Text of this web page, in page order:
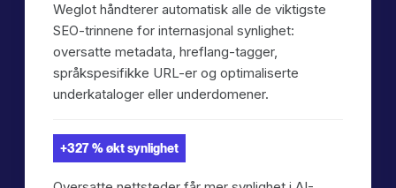
Weglot håndterer automatisk alle de viktigste
SEO-trinnene for internasjonal synlighet:
oversatte metadata, hreflang-tagger,
språkspesifikke URL-er og optimaliserte
underkataloger eller underdomener.
+327 % økt synlighet